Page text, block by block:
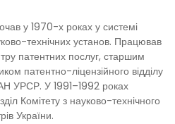
у 1970-х роках у системі
технічних установ. Працював
патентних послуг, старшим
патентно-ліцензійного відділу
УРСР. У 1991–1992 роках
Комітету з науково-технічного
України.